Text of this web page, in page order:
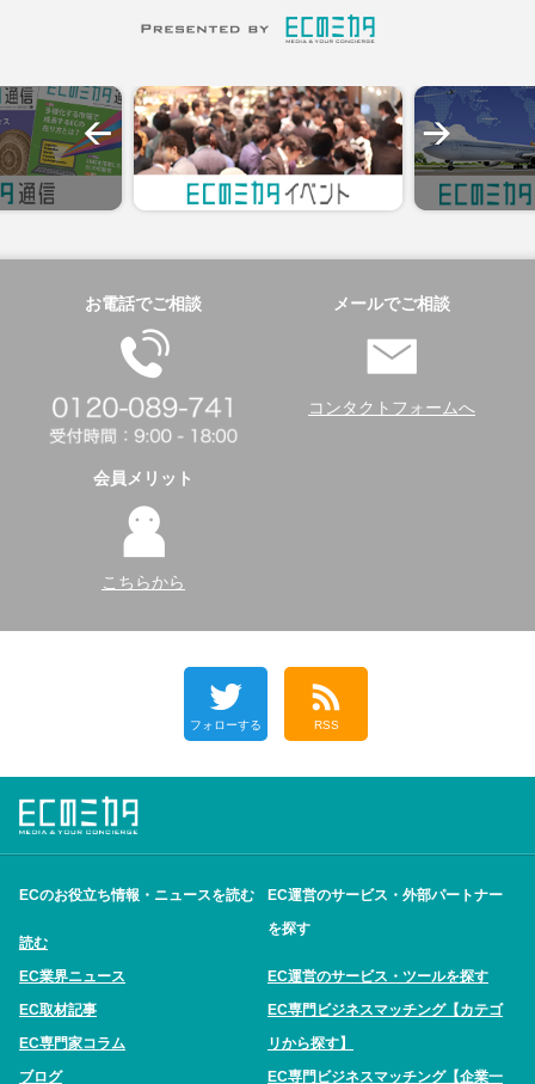
お電話でご相談 メールでご相談
コンタクトフォームへ
会員メリット
こちらから
フォローする RSS
ECのお役立ち情報・ニュースを読む
読む
EC業界ニュース
EC取材記事
EC専門家コラム
ブログ
EC運営のサービス・外部パートナー
を探す
EC運営のサービス・ツールを探す
EC専門ビジネスマッチング【カテゴ
リから探す】
EC専門ビジネスマッチング【企業一